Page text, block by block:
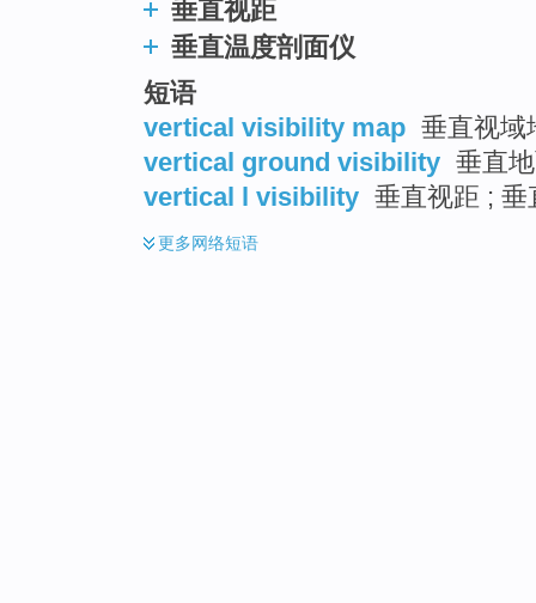
垂直视距
垂直温度剖面仪
短语
vertical visibility map 垂直视域
vertical ground visibility 垂直
vertical l visibility 垂直视距 ; 垂
更多网络短语